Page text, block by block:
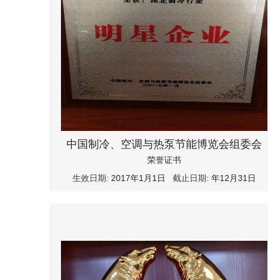
中国制冷、空调与热泵节能博览会组委会
荣誉证书
生效日期: 2017年1月1日 截止日期: 年12月31日